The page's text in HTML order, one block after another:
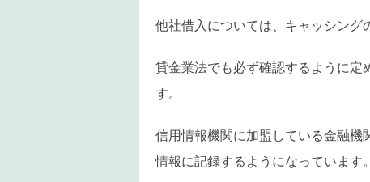
他社借入については、キャッシング
貸金業法でも必ず確認するように定
す。
信用情報機関に加盟している金融機
情報に記録するようになっています。